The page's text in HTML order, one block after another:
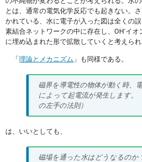
とは、通常の電気化学反応でも起きない。
かれている、水に電子が入った図は全くの
素結合ネットワークの中に存在し、OH-イオ
に埋め込まれた形で拡散していくと考えられ
「理論とメカニズム 」も同様である。
磁界を導電性の物体が動く時、
によって起電流が発生します。
の左手の法則）
は、いいとしても、
磁場を通った水はどうなるのか